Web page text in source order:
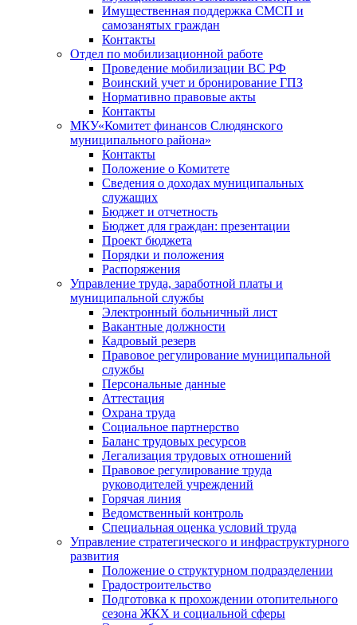
Имущественная поддержка СМСП и
самозанятых граждан
Контакты
Отдел по мобилизационной работе
Проведение мобилизации ВС РФ
Воинский учет и бронирование ГПЗ
Нормативно правовые акты
Контакты
МКУ«Комитет финансов Слюдянского
муниципального района»
Контакты
Положение о Комитете
Сведения о доходах муниципальных
служащих
Бюджет и отчетность
Бюджет для граждан: презентации
Проект бюджета
Порядки и положения
Распоряжения
Управление труда, заработной платы и
муниципальной службы
Электронный больничный лист
Вакантные должности
Кадровый резерв
Правовое регулирование муниципальной
службы
Персональные данные
Аттестация
Охрана труда
Социальное партнерство
Баланс трудовых ресурсов
Легализация трудовых отношений
Правовое регулирование труда
руководителей учреждений
Горячая линия
Ведомственный контроль
Специальная оценка условий труда
Управление стратегического и инфраструктурного
развития
Положение о структурном подразделении
Градостроительство
Подготовка к прохождении отопительного
сезона ЖКХ и социальной сферы